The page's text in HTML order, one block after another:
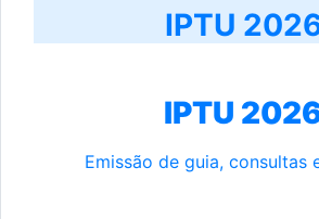
IPTU
IPTU
Emissão de guia, consultas